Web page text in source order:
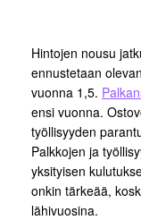
Hintojen nousu
ennustetaan
vuonna 1,5.
ensi vuonna.
työllisyyden
Palkkojen ja
yksityisen
onkin tärkeää,
lähivuosina.